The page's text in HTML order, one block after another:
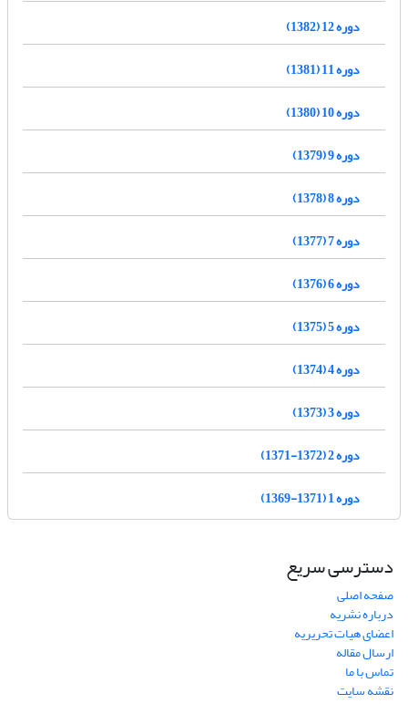
دوره 12 (1382)
دوره 11 (1381)
دوره 10 (1380)
دوره 9 (1379)
دوره 8 (1378)
دوره 7 (1377)
دوره 6 (1376)
دوره 5 (1375)
دوره 4 (1374)
دوره 3 (1373)
دوره 2 (1372-1371)
دوره 1 (1371-1369)
دسترسی سریع
صفحه اصلی
درباره نشریه
اعضای هیات تحریریه
ارسال مقاله
تماس با ما
نقشه سایت